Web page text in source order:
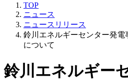
TOP
ニュース
ニュースリリース
鈴川エネルギーセンター発
について
鈴川エネルギー